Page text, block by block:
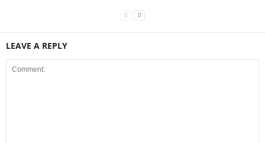
LEAVE A REPLY